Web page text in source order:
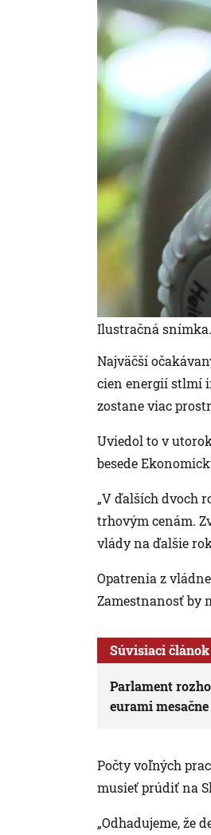
Ilustračná snímka.
Najväčší
cien energií stlmí
zostane viac
Uviedol to v
besede
„V ďalších dvoch
trhovým cenám.
vlády na ďalšie
Opatrenia z
Zamestnanosť by
Súvisiaci článok
Parlament
eurami mesačne
Počty voľných
musieť prúdiť na
„Odhadujeme, že